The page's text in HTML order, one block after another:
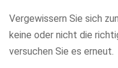
Vergewissern Sie sich
keine oder nicht die
versuchen Sie es erneut.